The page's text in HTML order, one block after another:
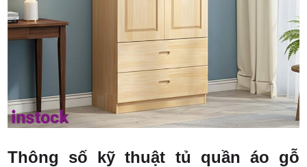
Thông số kỹ thuật tủ quần áo gỗ